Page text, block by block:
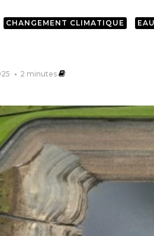
CHANGEMENT CLIMATIQUE
2 minutes